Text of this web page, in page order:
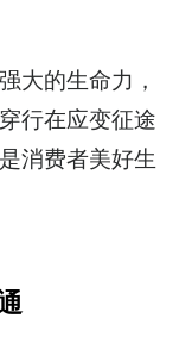
大的生命力，
行在应变征途
消费者美好生